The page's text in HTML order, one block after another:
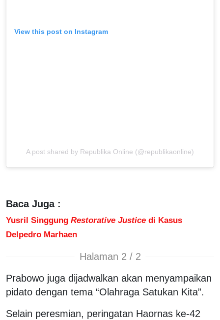
View this post on Instagram
A post shared by Republika Online (@republikaonline)
Baca Juga :
Yusril Singgung Restorative Justice di Kasus
Delpedro Marhaen
Halaman 2 / 2
Prabowo juga dijadwalkan akan menyampaikan
pidato dengan tema “Olahraga Satukan Kita”.
Selain peresmian, peringatan Haornas ke-42